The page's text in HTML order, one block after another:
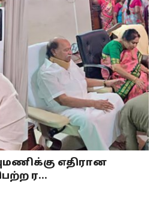
எதிரான
ர...